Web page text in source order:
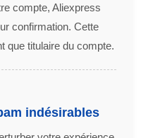
compte, Aliexpress
confirmation. Cette
que titulaire du compte.
indésirables